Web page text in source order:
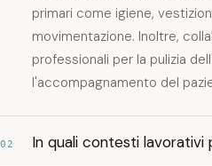
primari come igiene,
movimentazione. Inoltre,
professionali per la pulizia
l'accompagnamento del
02 In quali contesti lavorativi